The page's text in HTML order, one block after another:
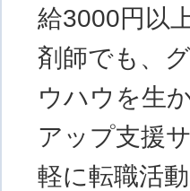
給3000円以
剤師でも、
ウハウを生
アップ支援
軽に転職活